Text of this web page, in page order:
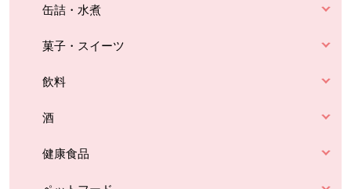
缶詰・水煮
菓子・スイーツ
飲料
酒
健康食品